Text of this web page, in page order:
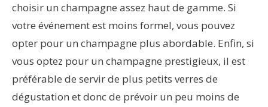
choisir un champagne assez haut de gamme. Si
votre événement est moins formel, vous pouvez
opter pour un champagne plus abordable. Enfin, si
vous optez pour un champagne prestigieux, il est
préférable de servir de plus petits verres de
dégustation et donc de prévoir un peu moins de